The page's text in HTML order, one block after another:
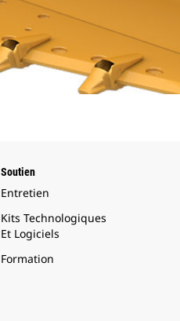
Soutien
Entretien
Kits Technologiques
Et Logiciels
Formation